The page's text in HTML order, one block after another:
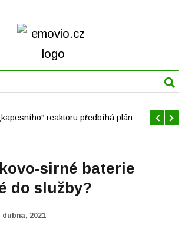
v USA se mají brzy rozrůst
sirné baterie
do služby?
dubna, 2021